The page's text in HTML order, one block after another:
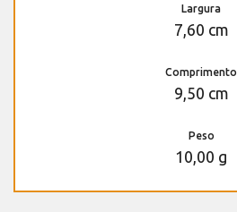
Largura
7,60 cm
Comprimento
9,50 cm
Peso
10,00 g